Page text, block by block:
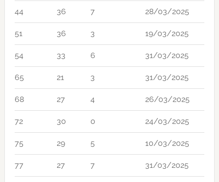
44 36 7 28/03/2025
51 36 3 19/03/2025
54 33 6 31/03/2025
65 21 3 31/03/2025
68 27 4 26/03/2025
72 30 0 24/03/2025
75 29 5 10/03/2025
77 27 7 31/03/2025